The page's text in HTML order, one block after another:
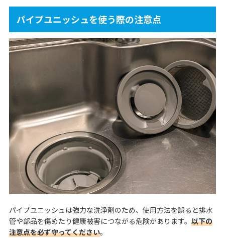
パイプユニッシュを使う際の注意点
パイプユニッシュは強力な洗浄剤のため、使用方法を誤ると排水
管や部品を傷めたり健康被害につながる危険があります。 以下の
注意点を必ず守ってください。